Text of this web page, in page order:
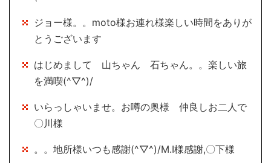
ジョー様。。moto様お連れ様楽しい時間をありが
とうございます
はじめまして 山ちゃん 石ちゃん。。楽しい旅
を満喫(^▽^)/
いらっしゃいませ。お噂の奥様 仲良しお二人で
〇川様
。。地所様いつも感謝(^▽^)/M.I様感謝,〇下様